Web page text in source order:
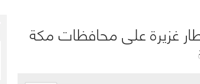
غزيرة على محافظات مكة